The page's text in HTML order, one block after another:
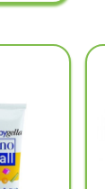
alla